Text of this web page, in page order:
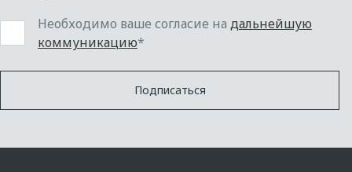
Необходимо ваше согласие на дальнейшую
коммуникацию*
Подписаться